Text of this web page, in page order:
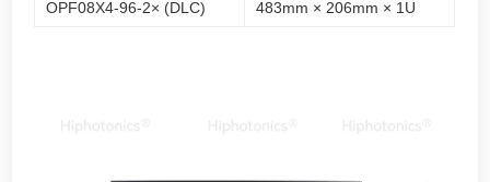
OPF08X4-96-2× (DLC) 483mm × 206mm × 1U